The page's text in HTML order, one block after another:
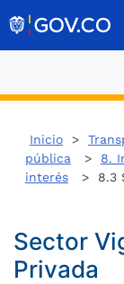
Inicio>
pública > 8.
interés> 8.3
Sector
Privada